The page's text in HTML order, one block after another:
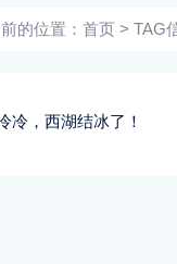
的位置： 首页 > TAG
冷，西湖结冰了！